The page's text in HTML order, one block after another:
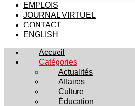
EMPLOIS
JOURNAL VIRTUEL
CONTACT
ENGLISH
Accueil
Catégories
Actualités
Affaires
Culture
Éducation